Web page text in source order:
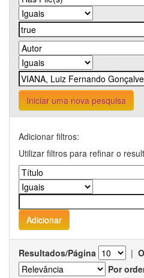
Iniciar uma nova pesquisa
Adicionar filtros:
Utilizar filtros para refinar o
Resultados/Página |
Por